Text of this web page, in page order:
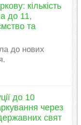
кількість
до 11,
та
до нових
до 10
через
свят